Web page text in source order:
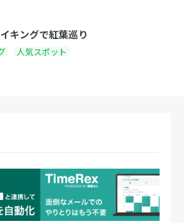
キングで紅葉巡り
人気スポット